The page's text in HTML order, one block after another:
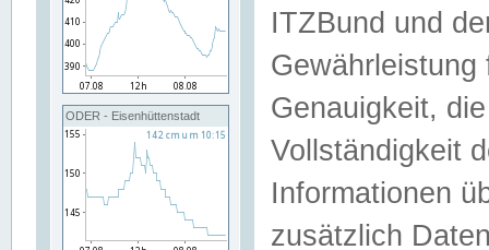
ODER - Eisenhüttenstadt
ITZBund und
Genauigkeit,
Vollständigkeit
Informationen
zusätzlich